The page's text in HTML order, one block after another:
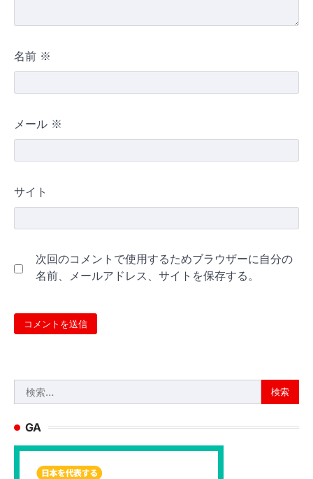
名前 ※
メール ※
サイト
次回のコメントで使用するためブラウザーに自分の
名前、メールアドレス、サイトを保存する。
索:
GA